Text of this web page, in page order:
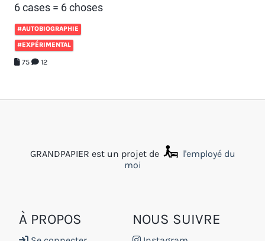
6 cases = 6 choses
#AUTOBIOGRAPHIE
#EXPÉRIMENTAL
75 12
GRANDPAPIER est un projet de
l'employé du
moi
À PROPOS NOUS SUIVRE